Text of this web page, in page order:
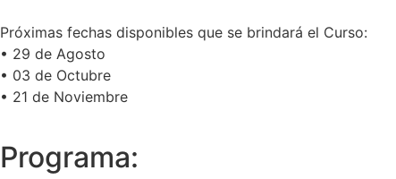
Próximas fechas disponibles que se brindará el Curso:
• 29 de Agosto
• 03 de Octubre
• 21 de Noviembre
Programa: